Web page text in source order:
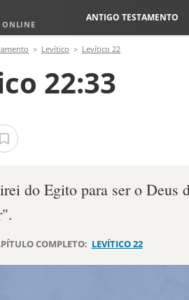
ONLINE
ANTIGO TESTAMENTO
Levítico Levítico 22
22:33
do Egito para ser o Deus
COMPLETO: LEVÍTICO 22